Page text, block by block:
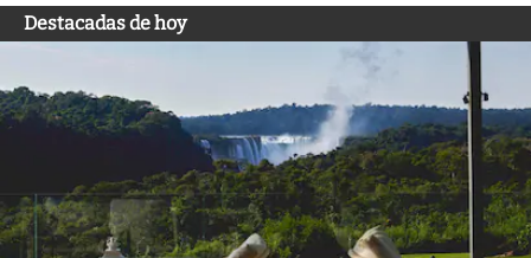
Destacadas de hoy